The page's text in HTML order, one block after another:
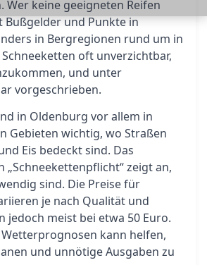
Wer keine geeigneten Reifen
Bußgelder und Punkte in
in Bergregionen rund um in
oft unverzichtbar,
und unter
vorgeschrieben.
in Oldenburg vor allem in
Gebieten wichtig, wo Straßen
Eis bedeckt sind. Das
„Schneekettenpflicht“ zeigt an,
sind. Die Preise für
je nach Qualität und
jedoch meist bei etwa 50 Euro.
Wetterprognosen kann helfen,
und unnötige Ausgaben zu